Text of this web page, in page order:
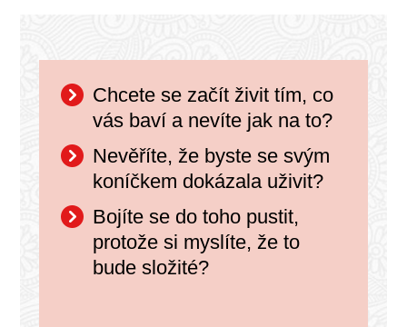
Chcete se začít živit tím, co
vás baví a nevíte jak na to?
Nevěříte, že byste se svým
koníčkem dokázala uživit?
Bojíte se do toho pustit,
protože si myslíte, že to
bude složité?